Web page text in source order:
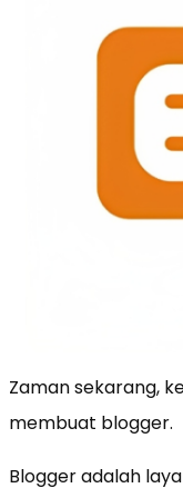
Zaman sekarang,
membuat blogger.
Blogger adalah